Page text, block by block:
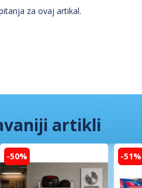
za ovaj artikal.
artikli
-50% -51%